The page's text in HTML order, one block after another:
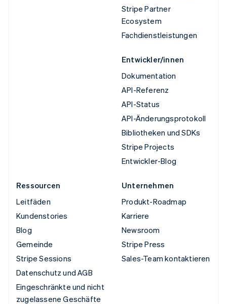
Stripe Partner
Ecosystem
Fachdienstleistungen
Entwickler/innen
Dokumentation
API-Referenz
API-Status
API-Änderungsprotokoll
Bibliotheken und SDKs
Stripe Projects
Entwickler-Blog
Ressourcen
Leitfäden
Kundenstories
Blog
Gemeinde
Stripe Sessions
Datenschutz und AGB
Eingeschränkte und nicht
zugelassene Geschäfte
Unternehmen
Produkt-Roadmap
Karriere
Newsroom
Stripe Press
Sales-Team kontaktieren